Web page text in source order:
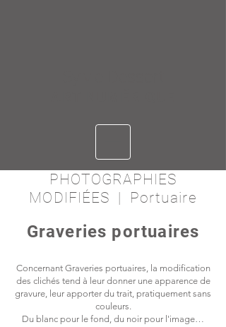
PHOTOGRAPHIES
MODIFIÉES | Portuaire
Graveries portuaires
Concernant Graveries portuaires, la modification
des clichés tend à leur donner une apparence de
gravure, leur apporter du trait, pratiquement sans
couleurs.
Du blanc pour le fond, du noir pour l'image…